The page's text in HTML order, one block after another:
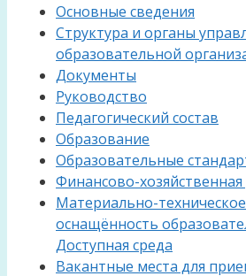
Основные сведения
Структура и органы
образовательной
Документы
Руководство
Педагогический состав
Образование
Образовательные
Финансово-хозяйственная
Материально-
оснащённость
Доступная среда
Вакантные места для